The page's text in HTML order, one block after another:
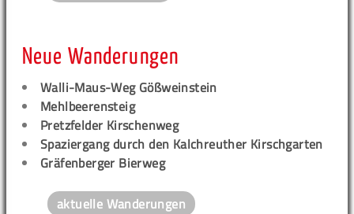
Neue Wanderungen
Walli-Maus-Weg Gößweinstein
Mehlbeerensteig
Pretzfelder Kirschenweg
Spaziergang durch den Kalchreuther Kirschgarten
Gräfenberger Bierweg
aktuelle Wanderungen